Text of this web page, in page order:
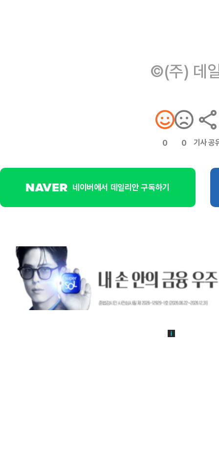
©(주) 데
0 0 기사 공
네이버에서 데일리안 구독하기